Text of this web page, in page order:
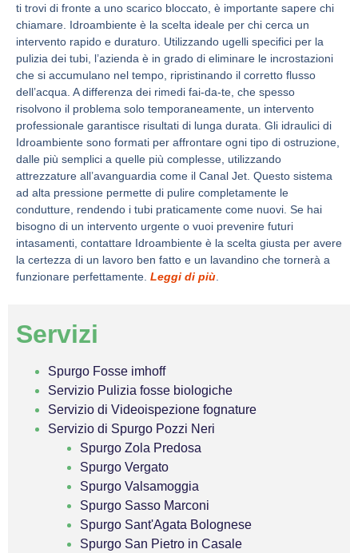
ti trovi di fronte a uno scarico bloccato, è importante sapere chi
chiamare. Idroambiente è la scelta ideale per chi cerca un
intervento rapido e duraturo. Utilizzando ugelli specifici per la
pulizia dei tubi, l’azienda è in grado di eliminare le incrostazioni
che si accumulano nel tempo, ripristinando il corretto flusso
dell’acqua. A differenza dei rimedi fai-da-te, che spesso
risolvono il problema solo temporaneamente, un intervento
professionale garantisce risultati di lunga durata. Gli idraulici di
Idroambiente sono formati per affrontare ogni tipo di ostruzione,
dalle più semplici a quelle più complesse, utilizzando
attrezzature all’avanguardia come il Canal Jet. Questo sistema
ad alta pressione permette di pulire completamente le
condutture, rendendo i tubi praticamente come nuovi. Se hai
bisogno di un intervento urgente o vuoi prevenire futuri
intasamenti, contattare Idroambiente è la scelta giusta per avere
la certezza di un lavoro ben fatto e un lavandino che tornerà a
funzionare perfettamente. Leggi di più
Servizi
Spurgo Fosse imhoff
Servizio Pulizia fosse biologiche
Servizio di Videoispezione fognature
Servizio di Spurgo Pozzi Neri
Spurgo Zola Predosa
Spurgo Vergato
Spurgo Valsamoggia
Spurgo Sasso Marconi
Spurgo Sant'Agata Bolognese
Spurgo San Pietro in Casale